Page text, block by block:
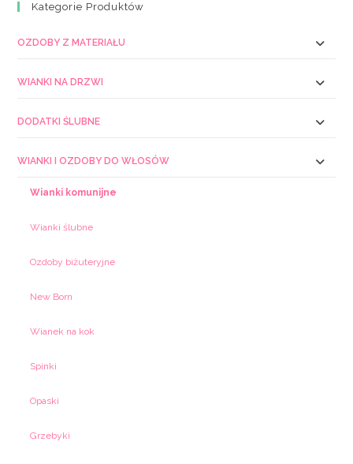
Kategorie Produktów
OZDOBY Z MATERIAŁU
WIANKI NA DRZWI
DODATKI ŚLUBNE
WIANKI I OZDOBY DO WŁOSÓW
Wianki komunijne
Wianki ślubne
Ozdoby biżuteryjne
New Born
Wianek na kok
Spinki
Opaski
Grzebyki